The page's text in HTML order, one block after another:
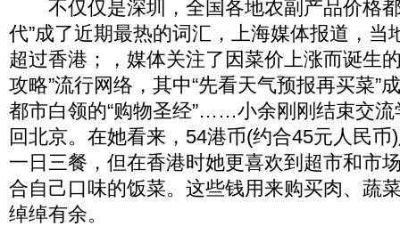
不仅仅是深圳，全国各地农副产品价格都
代”成了近期最热的词汇，上海媒体报道，当
超过香港；，媒体关注了因菜价上涨而诞生
攻略”流行网络，其中“先看天气预报再买菜”
都市白领的“购物圣经”……小余刚刚结束交
回北京。在她看来，54港币(约合45元人民
一日三餐，但在香港时她更喜欢到超市和市
合自己口味的饭菜。这些钱用来购买肉、蔬
绰绰有余。